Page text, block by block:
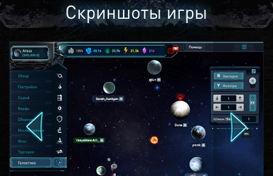
Скриншоты игры